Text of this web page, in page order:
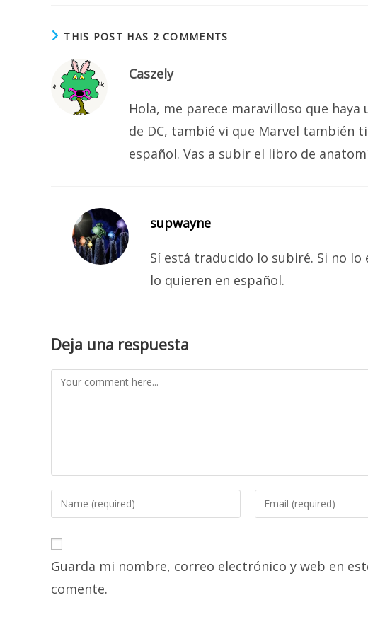
THIS POST HAS 2 COMMENTS
Caszely
Hola, me parece maravilloso que
de DC, tambié vi que Marvel también
español. Vas a subir el libro de
supwayne
Sí está traducido lo subiré. Si no
lo quieren en español.
Deja una respuesta
Comment
Enter
your
or
username
to
Enter
your
to
Guarda mi nombre, correo electrónico y web en
comente.